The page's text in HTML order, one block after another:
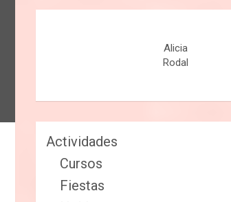
Alicia
Rodal
Actividades
Cursos
Fiestas